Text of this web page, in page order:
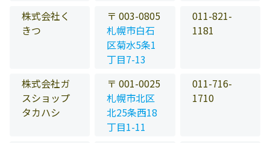
株式会社く
きつ
〒 003-0805
札幌市白石
区菊水5条1
丁目7-13
011-821-
1181
株式会社ガ
スショップ
タカハシ
〒 001-0025
札幌市北区
北25条西18
丁目1-11
011-716-
1710